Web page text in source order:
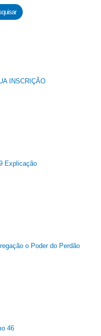
INSCRIÇÃO
Explicação
o Poder do Perdão
46